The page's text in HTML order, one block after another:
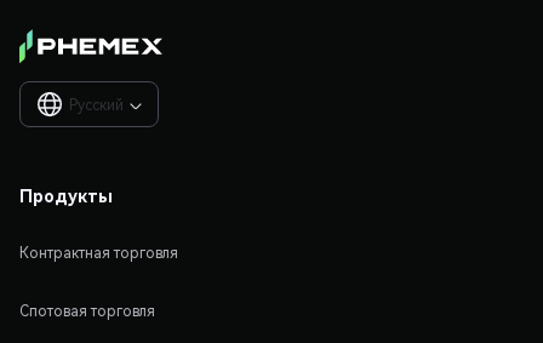
Русский 
Продукты
Контрактная торговля
Спотовая торговля